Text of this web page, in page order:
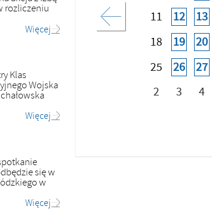
11
12 13
18
19 20
25
26 27
2
3 4
rozliczeniu
Więcej
Klas
Wojska
Więcej
się w
w
Więcej